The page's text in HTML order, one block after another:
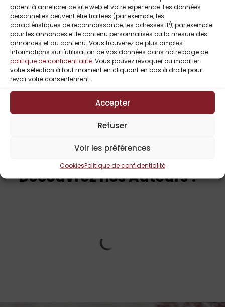
aident à améliorer ce site web et votre expérience. Les données
personnelles peuvent être traitées (par exemple, les
caractéristiques de reconnaissance, les adresses IP), par exemple
pour les annonces et le contenu personnalisés ou la mesure des
annonces et du contenu. Vous trouverez de plus amples
informations sur l'utilisation de vos données dans notre page de
politique de confidentialité. Vous pouvez révoquer ou modifier
votre sélection à tout moment en cliquant en bas à droite pour
revoir votre consentement.
Accepter
Refuser
Voir les préférences
CookiesPolitique de confidentialité
Le médaillon aux
trois vies de
Daphné Lavainne
Daphné Lavainne
5,99€ – 10,00€
Découvrez nos Auteurs !